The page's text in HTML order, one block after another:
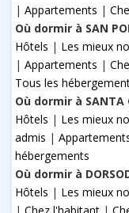
| Appartements |
Où dormir à SAN
Hôtels | Les mieux
| Appartements |
Tous les
Où dormir à SANTA
Hôtels | Les mieux
admis |
hébergements
Où dormir à
Hôtels | Les mieux